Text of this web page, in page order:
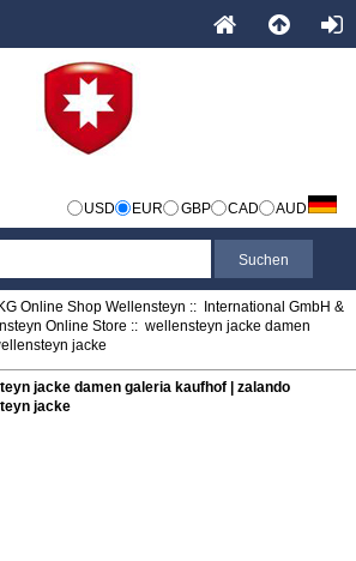
USD EUR GBP CAD AUD
Online Shop Wellensteyn :: International GmbH &
Online Store :: wellensteyn jacke damen
jacke
jacke damen galeria kaufhof | zalando
jacke